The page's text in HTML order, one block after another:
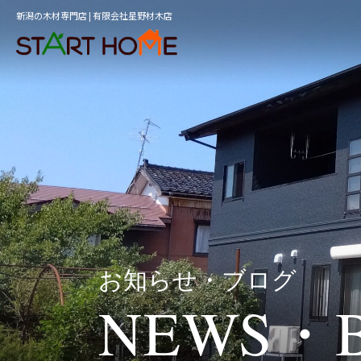
新潟の木材専門店 | 有限会社星野材木店
お知らせ・ブログ
NEWS・